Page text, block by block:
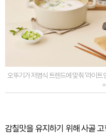
오뚜기가 저염식 트렌드에 맞춰 ‘라이
감칠맛을 유지하기 위해 사골